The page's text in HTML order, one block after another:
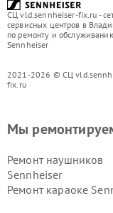
СЦ vld.sennheiser-fix.ru -
сервисных центров в
по ремонту и
Sennheiser
2021-2026 © СЦ
fix.ru
Мы
Ремонт наушников
Sennheiser
Ремонт караоке